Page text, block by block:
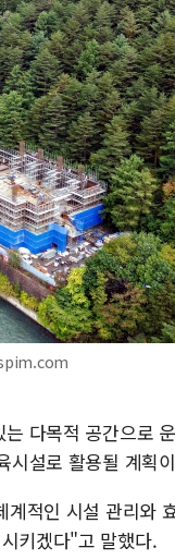
다목적 공간으로
시설로 활용될 계획
적인 시설 관리와
키겠다"고 말했다.